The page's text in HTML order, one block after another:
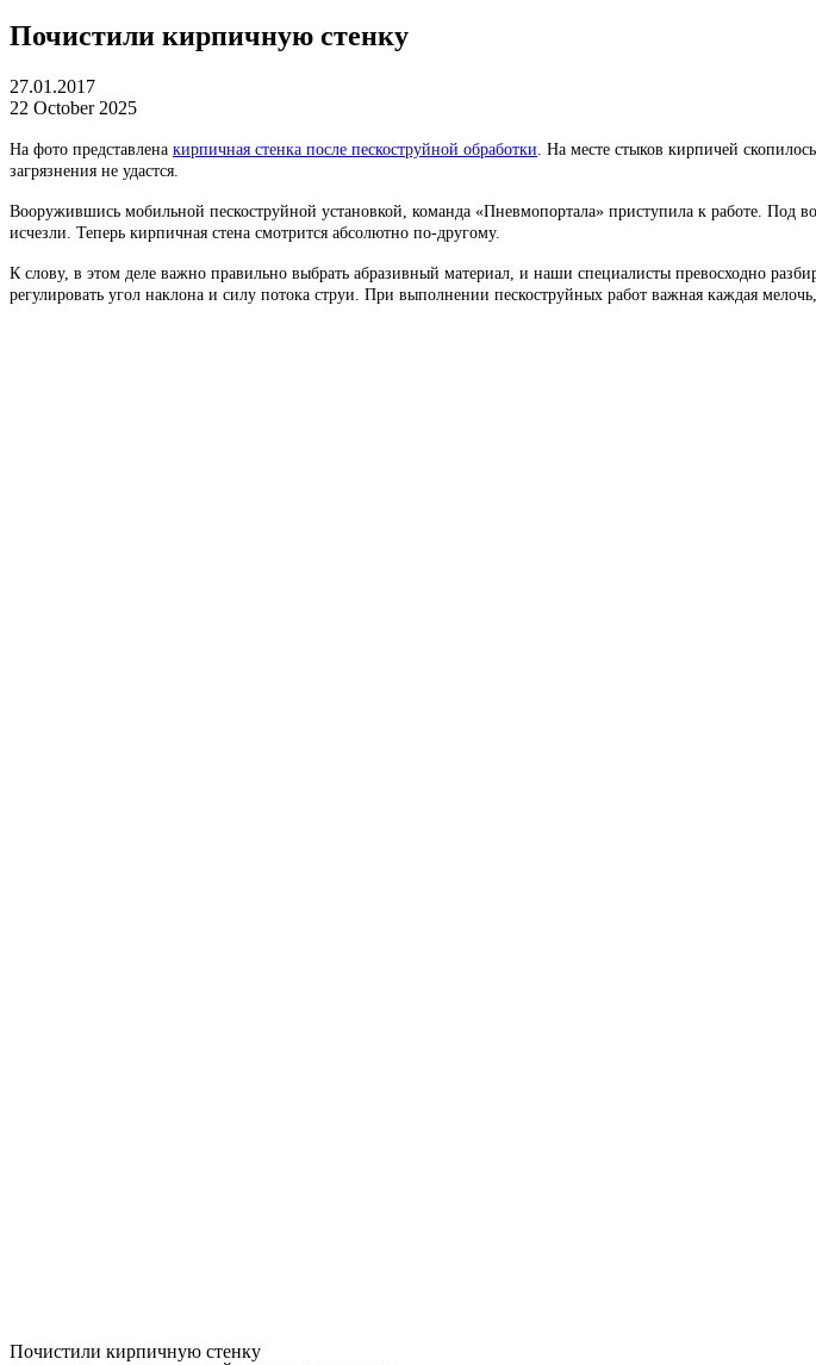
Почистили кирпичную стенку
27.01.2017
22 October 2025
На фото представлена кирпичная стенка после пескоструйной обработки . На месте стыков кирпичей
загрязнения не удастся.
Вооружившись мобильной пескоструйной установкой, команда «Пневмопортала» приступила к работе. Под
исчезли. Теперь кирпичная стена смотрится абсолютно по-другому.
К слову, в этом деле важно правильно выбрать абразивный материал, и наши специалисты превосходно
регулировать угол наклона и силу потока струи. При выполнении пескоструйных работ важная каждая
Почистили кирпичную стенку